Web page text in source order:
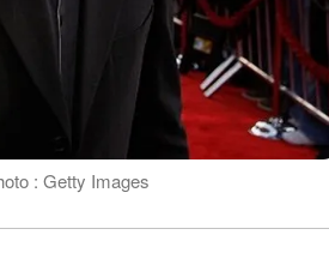
: Getty Images